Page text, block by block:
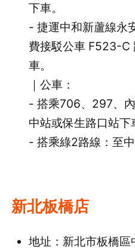
下車。
- 捷運中和新蘆線永
費接駁公車 F523-C
車。
｜公車：
- 搭乘706、297、
中站或保生路口站下
- 搭乘綠2路線：至
新北板橋店
地址：新北市板橋